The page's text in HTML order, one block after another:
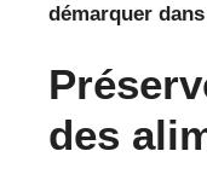
démarquer
des